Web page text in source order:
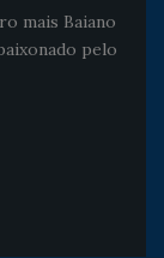
mais Baiano
pelo